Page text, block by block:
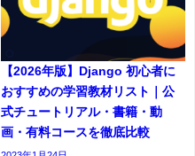
【2026年版】Django 初心者に
おすすめの学習教材リスト｜公
式チュートリアル・書籍・動
画・有料コースを徹底比較